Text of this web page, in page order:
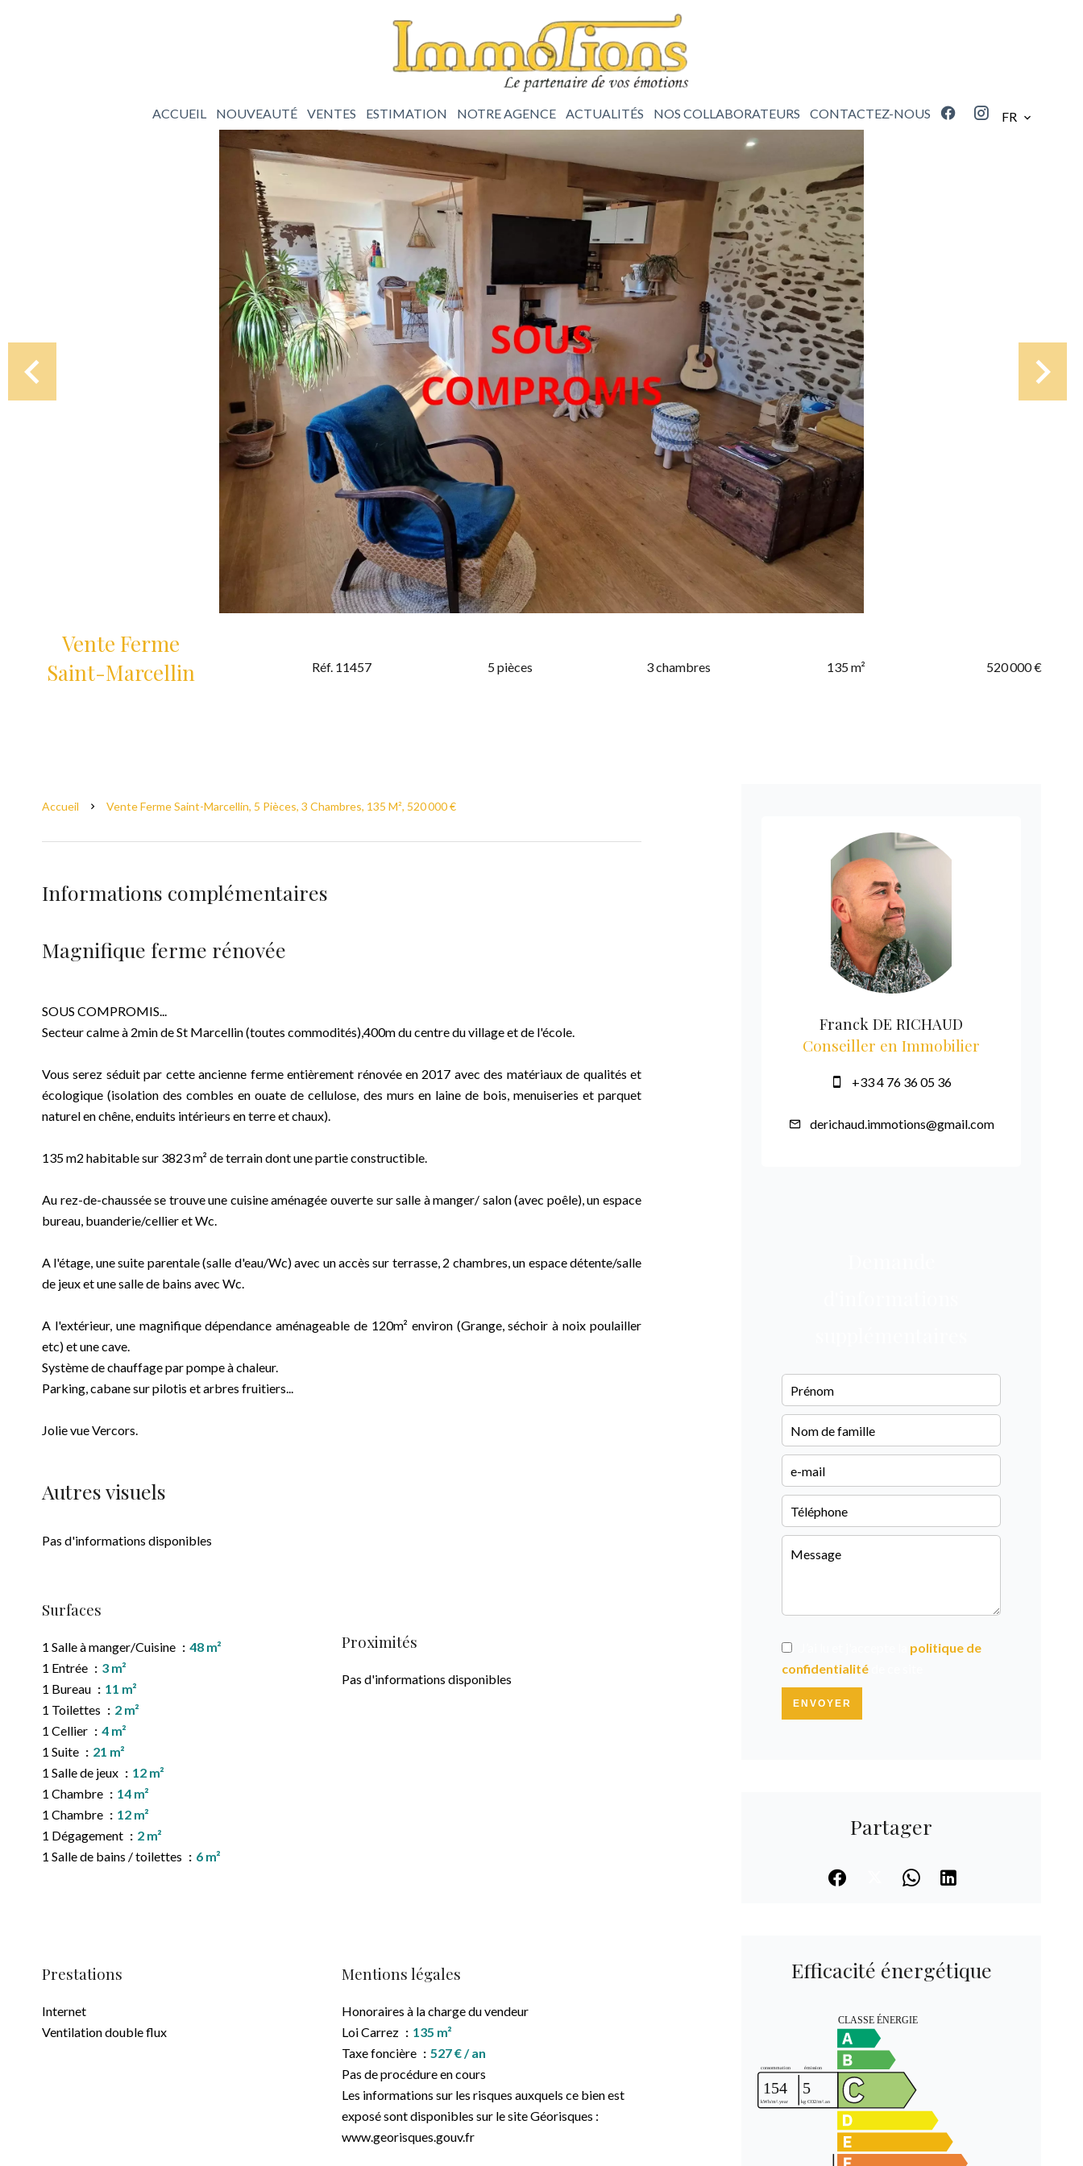
FR
ACCUEIL NOUVEAUTÉ VENTES ESTIMATION NOTRE AGENCE ACTUALITÉS NOS COLLABORATEURS CONTACTEZ-NOUS
Vente Ferme
Saint-Marcellin
Réf. 11457 5 pièces 3 chambres 135 m² 520 000 €
Accueil Vente Ferme Saint-Marcellin, 5 Pièces, 3 Chambres, 135 M², 520 000 €
Informations complémentaires
Magnifique ferme rénovée
SOUS COMPROMIS...
Secteur calme à 2min de St Marcellin (toutes commodités),400m du centre du village et de l'école.
Vous serez séduit par cette ancienne ferme entièrement rénovée en 2017 avec des matériaux de qualités et
écologique (isolation des combles en ouate de cellulose, des murs en laine de bois, menuiseries et parquet
naturel en chêne, enduits intérieurs en terre et chaux).
135 m2 habitable sur 3823 m² de terrain dont une partie constructible.
Au rez-de-chaussée se trouve une cuisine aménagée ouverte sur salle à manger/ salon (avec poêle), un espace
bureau, buanderie/cellier et Wc.
A l'étage, une suite parentale (salle d'eau/Wc) avec un accès sur terrasse, 2 chambres, un espace détente/salle
de jeux et une salle de bains avec Wc.
A l'extérieur, une magnifique dépendance aménageable de 120m² environ (Grange, séchoir à noix poulailler
etc) et une cave.
Système de chauffage par pompe à chaleur.
Parking, cabane sur pilotis et arbres fruitiers...
Jolie vue Vercors.
Autres visuels
Pas d'informations disponibles
Surfaces
1 Salle à manger/Cuisine
48 m²
1 Entrée
3 m²
1 Bureau
11 m²
1 Toilettes
2 m²
1 Cellier
4 m²
1 Suite
21 m²
1 Salle de jeux
12 m²
1 Chambre
14 m²
1 Chambre
12 m²
1 Dégagement
2 m²
1 Salle de bains / toilettes
6 m²
Proximités
Pas d'informations disponibles
Prestations
Internet
Ventilation double flux
Mentions légales
Honoraires à la charge du vendeur
Loi Carrez
135 m²
Taxe foncière
527 € / an
Pas de procédure en cours
Les informations sur les risques auxquels ce bien est
exposé sont disponibles sur le site Géorisques :
www.georisques.gouv.fr
Franck DE RICHAUD
Conseiller en Immobilier
+33 4 76 36 05 36
derichaud.immotions@gmail.com
politique de
confidentialité
ENVOYER
Partager
Efficacité énergétique